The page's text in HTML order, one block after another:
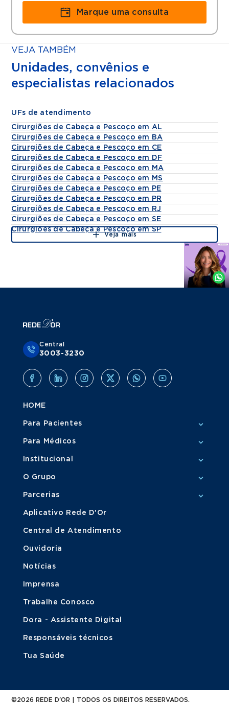
Marque uma consulta
VEJA TAMBÉM
Unidades, convênios e
especialistas relacionados
UFs de atendimento
Cirurgiões de Cabeça e Pescoço em AL
Cirurgiões de Cabeça e Pescoço em BA
Cirurgiões de Cabeça e Pescoço em CE
Cirurgiões de Cabeça e Pescoço em DF
Cirurgiões de Cabeça e Pescoço em MA
Cirurgiões de Cabeça e Pescoço em MS
Cirurgiões de Cabeça e Pescoço em PE
Cirurgiões de Cabeça e Pescoço em PR
Cirurgiões de Cabeça e Pescoço em RJ
Cirurgiões de Cabeça e Pescoço em SE
Cirurgiões de Cabeça e Pescoço em SP
Veja mais
Agende
Whatsapp
Central
3003-3230
HOME
Para Pacientes
Para Médicos
Institucional
O Grupo
Parcerias
Aplicativo Rede D'Or
Central de Atendimento
Ouvidoria
Notícias
Imprensa
Trabalhe Conosco
Dora - Assistente Digital
Responsáveis técnicos
Tua Saúde
©2026 REDE D'OR | TODOS OS DIREITOS RESERVADOS.